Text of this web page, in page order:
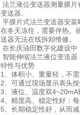
法兰液位变送器测量膜
变送器。
平膜片式法兰变送器安
在冬天冻住，需要伴热。
送器无法在线拆卸维修。
在长庆油田数字化建设中
智能伸缩法兰液位变送
特性与优势
1、体积小、重量轻，不
2、可通过现场显示表头
3、液位、温度双4~20mA
4、精度高、稳定性好：
5、长期稳定性好，从而